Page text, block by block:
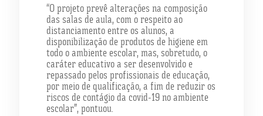
“O projeto prevê alterações na composição
das salas de aula, com o respeito ao
distanciamento entre os alunos, a
disponibilização de produtos de higiene em
todo o ambiente escolar, mas, sobretudo, o
caráter educativo a ser desenvolvido e
repassado pelos profissionais de educação,
por meio de qualificação, a fim de reduzir os
riscos de contágio da covid-19 no ambiente
escolar”, pontuou.